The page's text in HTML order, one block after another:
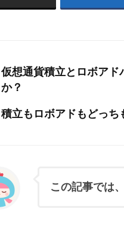
仮想通貨積立とロボアド
か？
積立もロボアドもどっち
この記事では